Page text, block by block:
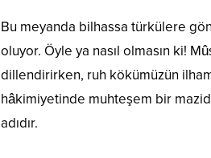
Bu meyanda bilhassa türkülere
oluyor. Öyle ya nasıl olmasın ki!
dillendirirken, ruh kökümüzün
hâkimiyetinde muhteşem bir
adıdır.